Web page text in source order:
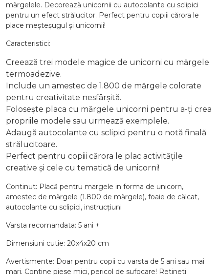
mărgelele. Decorează unicornii cu autocolante cu sclipici
pentru un efect strălucitor. Perfect pentru copiii cărora le
place meșteșugul și unicornii!
Caracteristici:
Creează trei modele magice de unicorni cu mărgele
termoadezive.
Include un amestec de 1.800 de mărgele colorate
pentru creativitate nesfârșită.
Folosește placa cu mărgele unicorni pentru a-ți crea
propriile modele sau urmează exemplele.
Adaugă autocolante cu sclipici pentru o notă finală
strălucitoare.
Perfect pentru copiii cărora le plac activitățile
creative și cele cu tematică de unicorni!
Continut: Placă pentru margele in forma de unicorn,
amestec de mărgele (1.800 de mărgele), foaie de călcat,
autocolante cu sclipici, instrucțiuni
Varsta recomandata: 5 ani +
Dimensiuni cutie: 20x4x20 cm
Avertismente: Doar pentru copii cu varsta de 5 ani sau mai
mari. Contine piese mici, pericol de sufocare! Retineti